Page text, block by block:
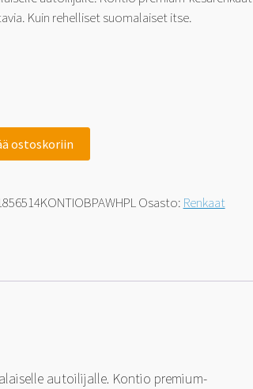
Kuin rehelliset suomalaiset itse.
ostoskoriin
Osasto: Renkaat
autoilijalle. Kontio premium-